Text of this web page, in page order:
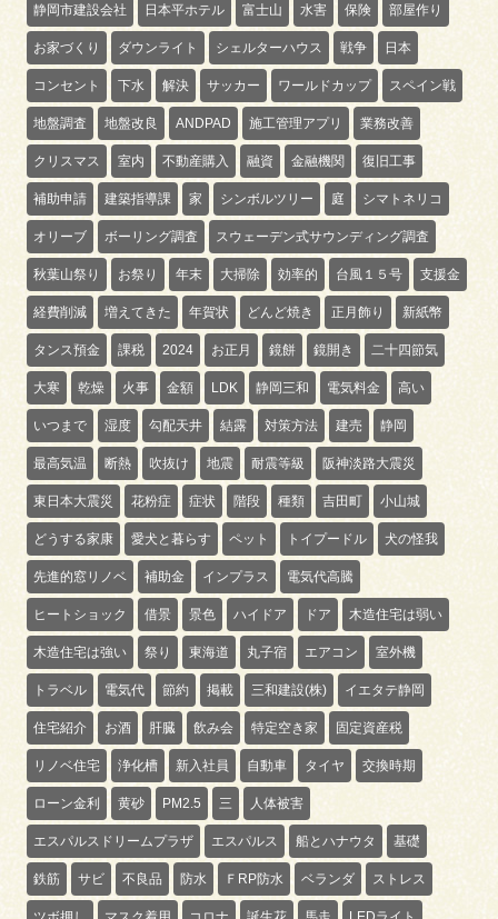
静岡市建設会社 日本平ホテル 富士山 水害 保険 部屋作り
お家づくり ダウンライト シェルターハウス 戦争 日本
コンセント 下水 解決 サッカー ワールドカップ スペイン戦
地盤調査 地盤改良 ANDPAD 施工管理アプリ 業務改善
クリスマス 室内 不動産購入 融資 金融機関 復旧工事
補助申請 建築指導課 家 シンボルツリー 庭 シマトネリコ
オリーブ ボーリング調査 スウェーデン式サウンディング調査
秋葉山祭り お祭り 年末 大掃除 効率的 台風１５号 支援金
経費削減 増えてきた 年賀状 どんど焼き 正月飾り 新紙幣
タンス預金 課税 2024 お正月 鏡餅 鏡開き 二十四節気
大寒 乾燥 火事 金額 LDK 静岡三和 電気料金 高い
いつまで 湿度 勾配天井 結露 対策方法 建売 静岡
最高気温 断熱 吹抜け 地震 耐震等級 阪神淡路大震災
東日本大震災 花粉症 症状 階段 種類 吉田町 小山城
どうする家康 愛犬と暮らす ペット トイプードル 犬の怪我
先進的窓リノベ 補助金 インプラス 電気代高騰
ヒートショック 借景 景色 ハイドア ドア 木造住宅は弱い
木造住宅は強い 祭り 東海道 丸子宿 エアコン 室外機
トラベル 電気代 節約 掲載 三和建設(株) イエタテ静岡
住宅紹介 お酒 肝臓 飲み会 特定空き家 固定資産税
リノベ住宅 浄化槽 新入社員 自動車 タイヤ 交換時期
ローン金利 黄砂 PM2.5 三 人体被害
エスパルスドリームプラザ エスパルス 船とハナウタ 基礎
鉄筋 サビ 不良品 防水 ＦRP防水 ベランダ ストレス